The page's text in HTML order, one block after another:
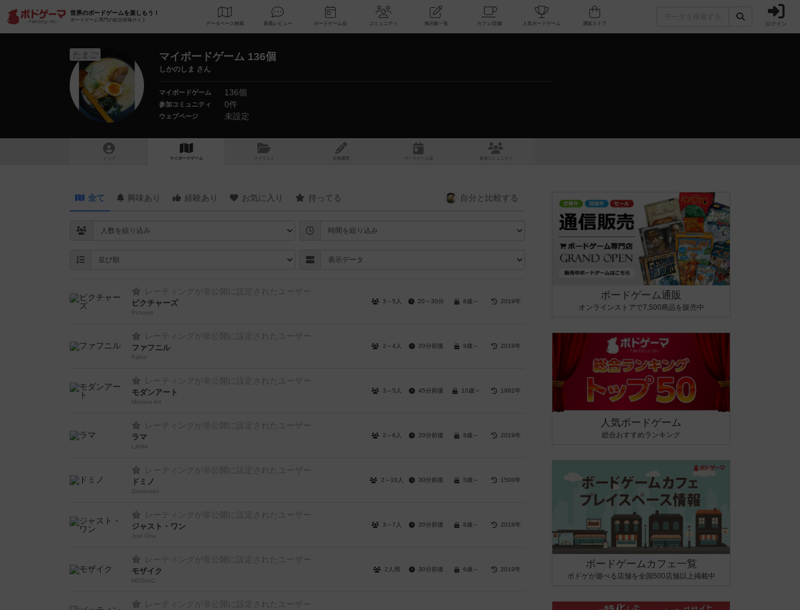
世界のボードゲームを楽しもう！
ボードゲーム専門の総合情報サイト
データベース 検索 新着レビュー ボードゲーム会 コミュニティ 掲示板一覧 カフェ/店舗 人気ボードゲーム ログイン
たまご マイボードゲーム 136個
しかのしま さん
マイボードゲーム 136個
参加コミュニティ 0件
ウェブページ 未設定
トップ マイボードゲーム マイリスト 投稿履歴 ボ ドゲ ーム コミュニティ
全て 興味あり 経験あり お気に入り 持ってる 自分と 比較する
レーティングが非公開に設定されたユーザー
ピクチャーズ
Pictures
3～5人 20～30分 8歳～ 2019年
レーティングが非公開に設定されたユーザー
ファフニル
Fafnir
2～4人 20分前後 9歳～ 2019年
レーティングが非公開に設定されたユーザー
モダンアート
Modern Art
3～5人 45分前後 10歳～ 1992年
レーティングが非公開に設定されたユーザー
ラマ
LAMA
2～6人 20分前後 8歳～ 2019年
レーティングが非公開に設定されたユーザー
ドミノ
Dominoes
2～10人 30分前後 5歳～ 1500年
レーティングが非公開に設定されたユーザー
ジャスト・ワン
Just One
3～7人 20分前後 8歳～ 2018年
レーティングが非公開に設定されたユーザー
モザイク
MOSAIC
2人用 30分前後 6歳～ 2019年
レーティングが非公開に設定されたユーザー
ボードゲーム通販
オンラインストアで7,500商品を販売中
人気ボードゲーム
総合おすすめランキング
ボードゲームカフェ一覧
ボドゲが遊べる店舗を全国500店舗以上掲載中